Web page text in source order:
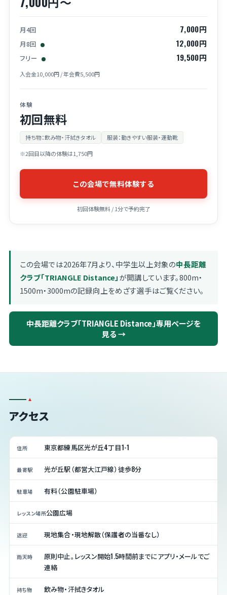
月4回 7,000円
月8回 12,000円
フリー 19,500円
入会金10,000円 / 年会費5,500円
体験
初回無料
持ち物：飲み物・汗拭きタオル
服装：動きやすい服装・運動靴
※2回目以降の体験は1,750円
この会場で無料体験する
初回体験無料 / 1分で予約完了
この会場では2026年7月より、中学生以上対象の中長距離
クラブ「TRIANGLE Distance」が開講しています。800m・
1500m・3000mの記録向上をめざす選手はご覧ください。
中長距離クラブ「TRIANGLE Distance」専用ページを
見る →
アクセス
住所 東京都練馬区光が丘4丁目1-1
最寄駅 光が丘駅（都営大江戸線）徒歩8分
駐車場 有料（公園駐車場）
レッスン場所公園広場
送迎 現地集合・現地解散（保護者の当番なし）
雨天時
原則中止。レッスン開始1.5時間前までにアプリ・メールでご
連絡
持ち物 飲み物・汗拭きタオル